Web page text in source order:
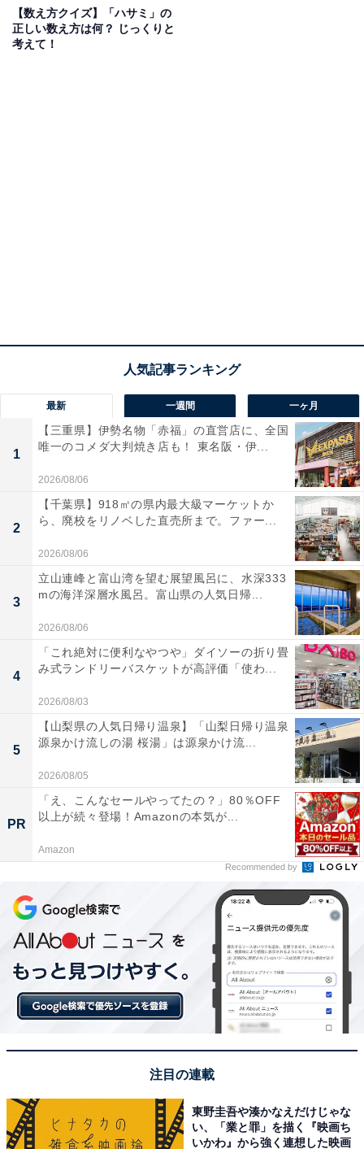
【数え方クイズ】「ハサミ」の
正しい数え方は何？ じっくりと
考えて！
最新 一週間 一ヶ月
1
【三重県】伊勢名物「赤福」の直営店に、全国
唯一のコメダ大判焼き店も！ 東名阪・伊...
2026/08/06
2
【千葉県】918㎡の県内最大級マーケットか
ら、廃校をリノベした直売所まで。ファー...
2026/08/06
3
立山連峰と富山湾を望む展望風呂に、水深333
mの海洋深層水風呂。富山県の人気日帰...
2026/08/06
4
「これ絶対に便利なやつや」ダイソーの折り畳
み式ランドリーバスケットが高評価「使わ...
2026/08/03
5
【山梨県の人気日帰り温泉】「山梨日帰り温泉
源泉かけ流しの湯 桜湯」は源泉かけ流...
2026/08/05
PR
「え、こんなセールやってたの？」80％OFF
以上が続々登場！Amazonの本気が...
Amazon
Recommended by
注目の連載
東野圭吾や湊かなえだけじゃな
い、「業と罪」を描く『映画ち
いかわ』から強く連想した映画